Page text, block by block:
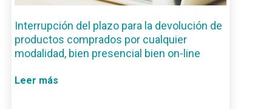
Interrupción del plazo para la devolución de
productos comprados por cualquier
modalidad, bien presencial bien on-line
Leer más